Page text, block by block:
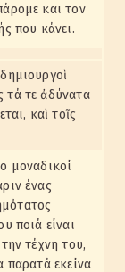
και τον
που κάνει.
τά τε ἀδύνατα
καὶ τοῖς
μοναδικοί
ένας
ποιά είναι
τέχνη του,
παρατά εκείνα